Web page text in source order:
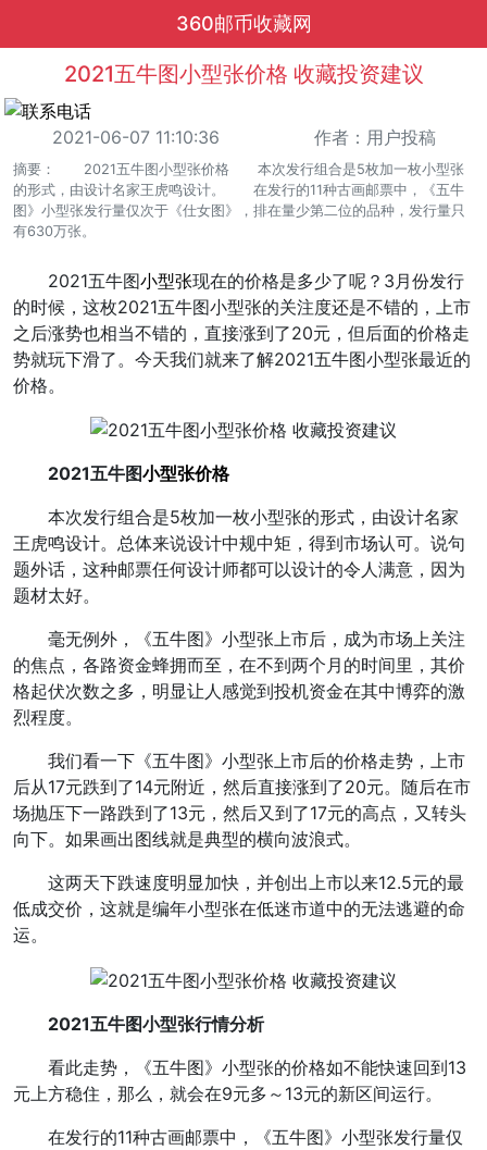
360邮币收藏网
2021五牛图小型张价格 收藏投资建议
2021-06-07 11:10:36 作者：用户投稿
摘要： 2021五牛图小型张价格 本次发行组合是5枚加一枚小型张
的形式，由设计名家王虎鸣设计。 在发行的11种古画邮票中，《五牛
图》小型张发行量仅次于《仕女图》，排在量少第二位的品种，发行量只
有630万张。
2021五牛图小型张现在的价格是多少了呢？3月份发行
的时候，这枚2021五牛图小型张的关注度还是不错的，上市
之后涨势也相当不错的，直接涨到了20元，但后面的价格走
势就玩下滑了。今天我们就来了解2021五牛图小型张最近的
价格。
2021五牛图小型张价格
本次发行组合是5枚加一枚小型张的形式，由设计名家
王虎鸣设计。总体来说设计中规中矩，得到市场认可。说句
题外话，这种邮票任何设计师都可以设计的令人满意，因为
题材太好。
毫无例外，《五牛图》小型张上市后，成为市场上关注
的焦点，各路资金蜂拥而至，在不到两个月的时间里，其价
格起伏次数之多，明显让人感觉到投机资金在其中博弈的激
烈程度。
我们看一下《五牛图》小型张上市后的价格走势，上市
后从17元跌到了14元附近，然后直接涨到了20元。随后在市
场抛压下一路跌到了13元，然后又到了17元的高点，又转头
向下。如果画出图线就是典型的横向波浪式。
这两天下跌速度明显加快，并创出上市以来12.5元的最
低成交价，这就是编年小型张在低迷市道中的无法逃避的命
运。
2021五牛图小型张行情分析
看此走势，《五牛图》小型张的价格如不能快速回到13
元上方稳住，那么，就会在9元多～13元的新区间运行。
在发行的11种古画邮票中，《五牛图》小型张发行量仅